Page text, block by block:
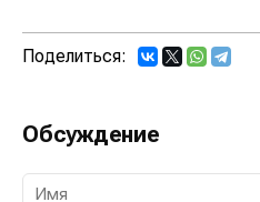
Поделиться:
Обсуждение